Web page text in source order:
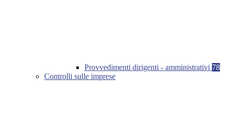
Provvedimenti dirigenti - amministrativi 78
Controlli sulle imprese